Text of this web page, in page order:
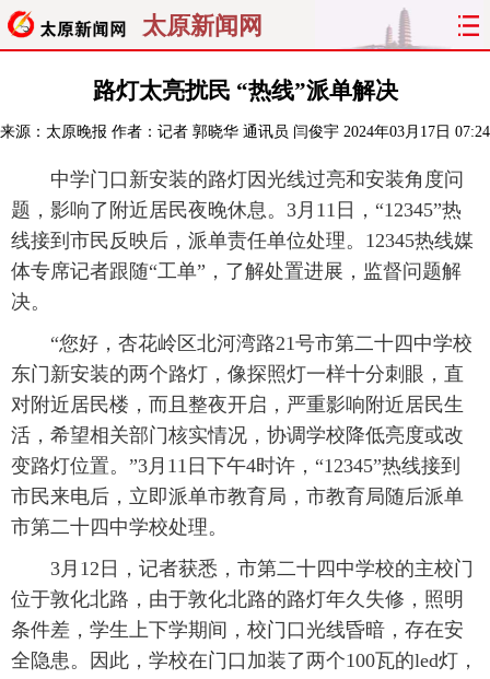
太原新闻网
聚焦 太原
经济 关注 文明 出行
纵横 曝光 综合 专题
旅游 理财 政务 教育
看天下
太原日报 太原晚报 热评 社区
路灯太亮扰民 “热线”派单解决
来源： 太原晚报 作者：记者 郭晓华 通讯员 闫俊宇 2024年03月17日 07:24
中学门口新安装的路灯因光线过亮和安装角度问
题，影响了附近居民夜晚休息。3月11日，“12345”热
线接到市民反映后，派单责任单位处理。12345热线媒
体专席记者跟随“工单”，了解处置进展，监督问题解
决。
“您好，杏花岭区北河湾路21号市第二十四中学校
东门新安装的两个路灯，像探照灯一样十分刺眼，直
对附近居民楼，而且整夜开启，严重影响附近居民生
活，希望相关部门核实情况，协调学校降低亮度或改
变路灯位置。”3月11日下午4时许，“12345”热线接到
市民来电后，立即派单市教育局，市教育局随后派单
市第二十四中学校处理。
3月12日，记者获悉，市第二十四中学校的主校门
位于敦化北路，由于敦化北路的路灯年久失修，照明
条件差，学生上下学期间，校门口光线昏暗，存在安
全隐患。因此，学校在门口加装了两个100瓦的led灯，